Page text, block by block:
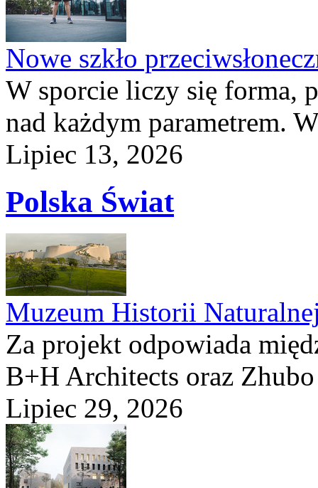
Nowe szkło
W sporcie liczy się forma,
nad każdym parametrem.
Lipiec 13, 2026
Polska Świat
Muzeum Historii
Za projekt odpowiada
B+H Architects oraz
Lipiec 29, 2026